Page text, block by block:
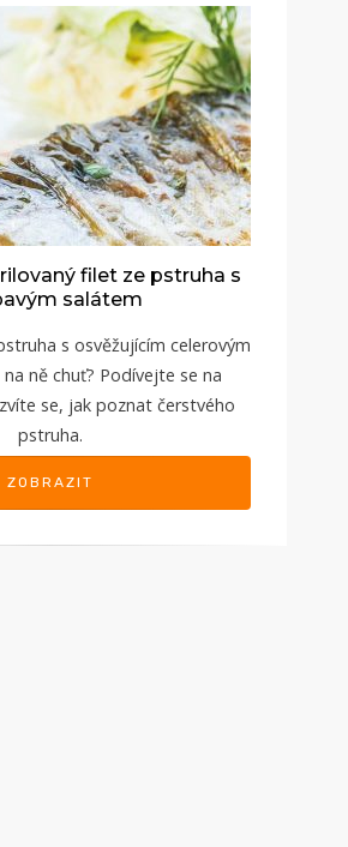
filet ze pstruha s
salátem
s osvěžujícím celerovým
ně chuť? Podívejte se na
se, jak poznat čerstvého
pstruha.
ZOBRAZIT